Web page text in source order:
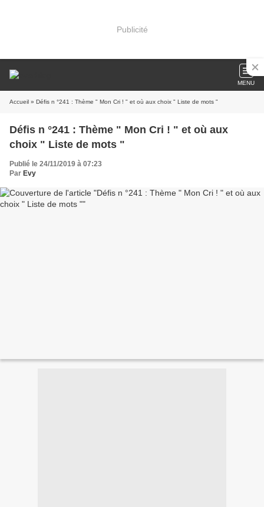
Publicité
MENU
Accueil » Défis n °241 : Thème " Mon Cri ! " et où aux choix " Liste de mots "
Défis n °241 : Thème " Mon Cri ! " et où aux
choix " Liste de mots "
Publié le 24/11/2019 à 07:23
Par Evy